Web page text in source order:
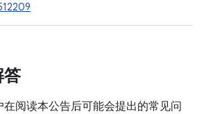
答
阅读本公告后可能会提出的常见问